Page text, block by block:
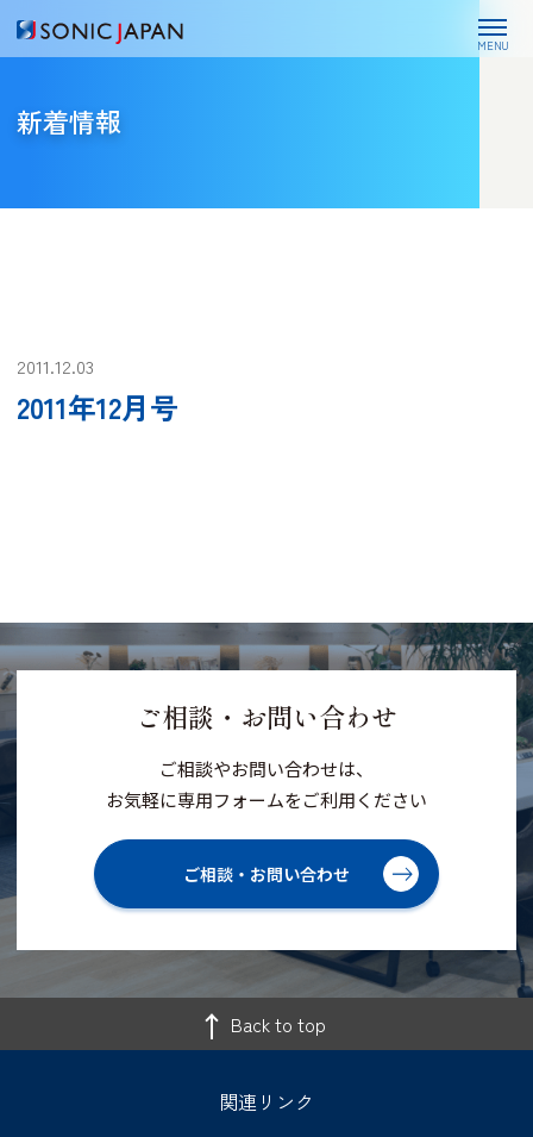
MENU
新着情報
2011.12.03
2011年12月号
ご相談・お問い合わせ
ご相談やお問い合わせは、
お気軽に専用フォームをご利用ください
ご相談・お問い合わせ
Back to top
関連リンク